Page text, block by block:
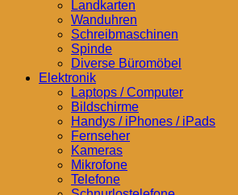
Landkarten
Wanduhren
Schreibmaschinen
Spinde
Diverse Büromöbel
Elektronik
Laptops / Computer
Bildschirme
Handys / iPhones / iPads
Fernseher
Kameras
Mikrofone
Telefone